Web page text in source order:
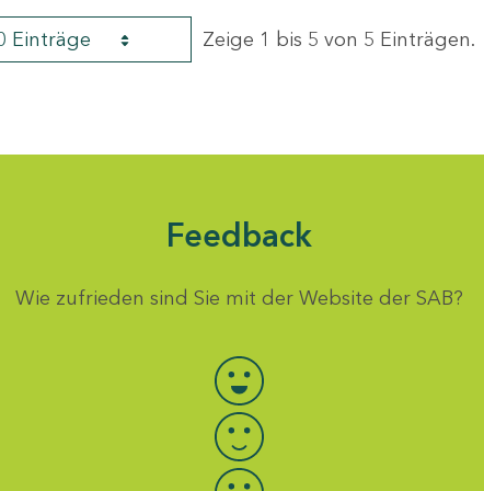
Einträge Zeige 1 bis 5 von 5 Einträgen.
Feedback
Wie zufrieden sind Sie mit der Website der SAB?
Bewertung auswählen